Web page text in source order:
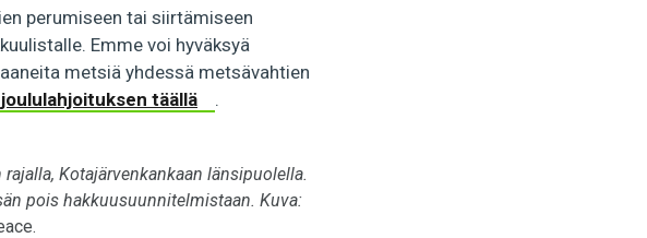
perumiseen tai siirtämiseen
Emme voi hyväksyä
metsiä yhdessä metsävahtien
täällä .
Kotajärvenkankaan länsipuolella.
pois hakkuusuunnitelmistaan. Kuva: